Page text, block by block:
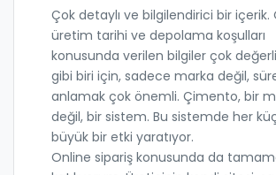
Çok detaylı ve bilgilendirici bir içerik.
üretim tarihi ve depolama koşulları
konusunda verilen bilgiler çok
gibi biri için, sadece marka değil,
anlamak çok önemli. Çimento, bir
değil, bir sistem. Bu sistemde her
büyük bir etki yaratıyor.
Online sipariş konusunda da